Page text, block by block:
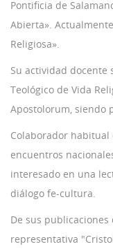
Pontificia de
Abierta».
Religiosa».
Su actividad
Teológico de Vida
Apostolorum, siendo
Colaborador habitual
encuentros
interesado en una
diálogo fe-cultura.
De sus
representativa